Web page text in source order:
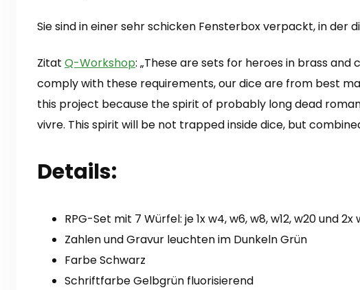
Sie sind in einer sehr schicken Fensterbox verpackt, in der
Zitat Q-Workshop: „These are sets for heroes in brass
comply with these requirements, our dice are from best
this project because the spirit of probably long dead
vivre. This spirit will be not trapped inside dice, but
Details:
RPG-Set mit 7 Würfel: je 1x w4, w6, w8, w12, w20 und
Zahlen und Gravur leuchten im Dunkeln Grün
Farbe Schwarz
Schriftfarbe Gelbgrün fluorisierend